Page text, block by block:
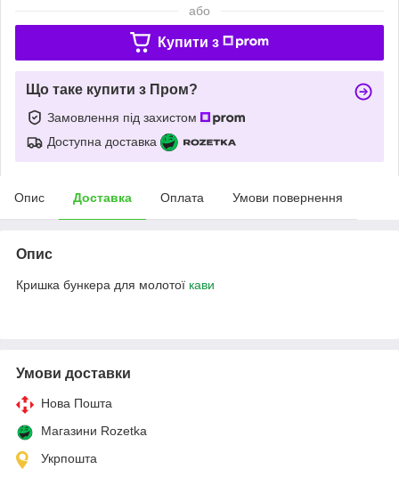
або
Купити з
Що таке купити з Пром?
Замовлення під захистом
Доступна доставка
Опис Доставка Оплата Умови повернення
Опис
Кришка бункера для молотої кави
Умови доставки
Нова Пошта
Магазини Rozetka
Укрпошта